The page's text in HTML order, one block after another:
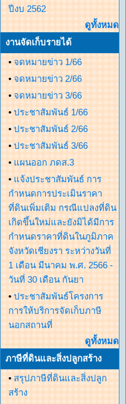
ปีงบ 2562
ดูทั้งหมด
งานจัดเก็บรายได้
• จดหมายข่าว 1/66
• จดหมายข่าว 2/66
• จดหมายข่าว 3/66
• ประชาสัมพันธ์ 1/66
• ประชาสัมพันธ์ 2/66
• ประชาสัมพันธ์ 3/66
• แผนออก ภดส.3
• แจ้งประชาสัมพันธ์ การ
กำหนดการประเมินราคา
ที่ดินเพิ่มเติม กรณีแปลงที่ดิน
เกิดขึ้นใหม่และยังมิได้มีการ
กำหนดราคาที่ดินในภูมิภาค
จังหวัดเชียงรา ระหว่างวันที่
1 เดือน มีนาคม พ.ศ. 2566 -
วันที่ 30 เดือน กันยา
• ประชาสัมพันธ์โครงการ
การให้บริการจัดเก็บภาษี
นอกสถานที่
ดูทั้งหมด
ภาษีที่ดินและสิ่งปลูกสร้าง
• สรุปภาษีที่ดินและสิ่งปลูก
สร้าง